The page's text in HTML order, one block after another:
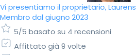
Vi presentiamo il proprietario, Laurens
Membro dal giugno 2023
5/5 basato su 4 recensioni
Affittato già 9 volte